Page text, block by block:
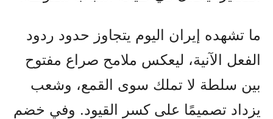
ما تشهده إيران اليوم يتجاوز حدود ردود
الفعل الآنية، ليعكس ملامح صراع مفتوح
بين سلطة لا تملك سوى القمع، وشعب
يزداد تصميمًا على كسر القيود. وفي خضم